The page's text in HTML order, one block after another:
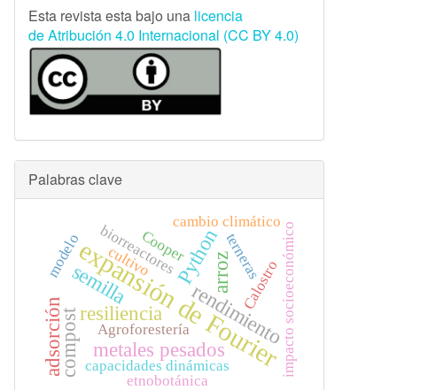
Creative
Commons
Esta revista esta bajo una licencia
deAtribución 4.0 Internacional (CC BY 4.0)
Palabras clave
expansión de Fourier
resiliencia rendimiento
Python
compost metales pesados
adsorción
semilla arroz
capacidades dinámicas impacto socioeconómico
biorreactores
Calostro
terneras
Agroforestería
cambio climático
cultivo
etnobotánica
modelo Cooper